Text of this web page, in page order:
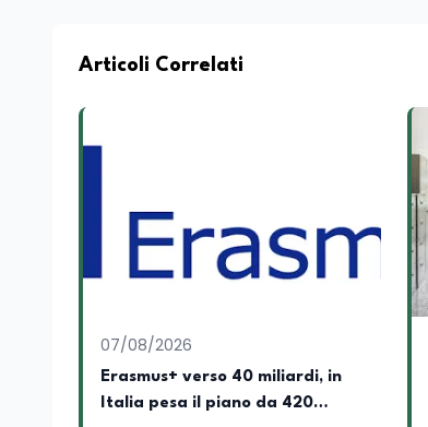
Articoli Correlati
07/08/2026
Erasmus+ verso 40 miliardi, in
Italia pesa il piano da 420